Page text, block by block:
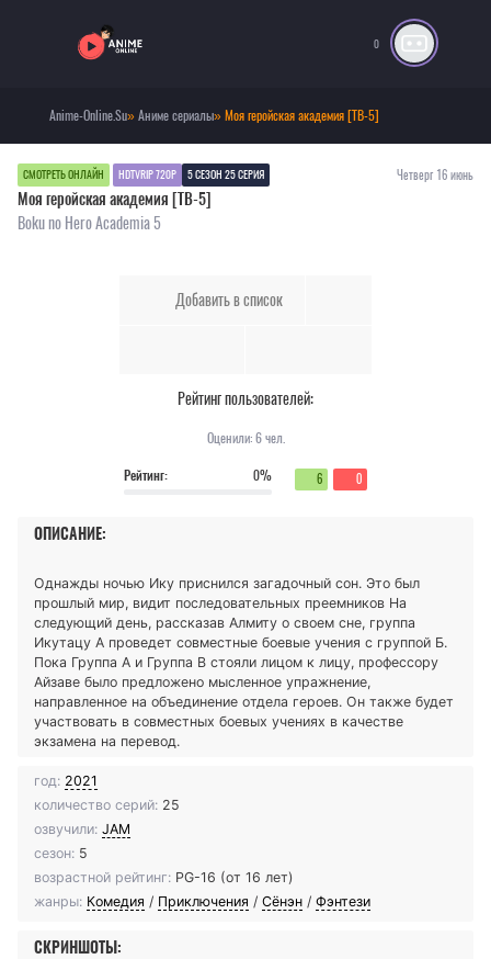
0
Anime-Online.Su»Аниме сериалы» Моя геройская академия [ТВ-5]
СМОТРЕТЬ ОНЛАЙН HDTVRIP 720P 5 СЕЗОН 25 СЕРИЯ Четверг 16 июнь
Моя геройская академия [ТВ-5]
Boku no Hero Academia 5
Добавить в список
Рейтинг пользователей:
Оценили:6чел.
Рейтинг:
0% 6 0
ОПИСАНИЕ:
Однажды ночью Ику приснился загадочный сон. Это был
прошлый мир, видит последовательных преемников На
следующий день, рассказав Алмиту о своем сне, группа
Икутацу А проведет совместные боевые учения с группой Б.
Пока Группа A и Группа B стояли лицом к лицу, профессору
Айзаве было предложено мысленное упражнение,
направленное на объединение отдела героев. Он также будет
участвовать в совместных боевых учениях в качестве
экзамена на перевод.
год: 2021
количество серий: 25
озвучили: JAM
сезон: 5
возрастной рейтинг: PG-16 (от 16 лет)
жанры: Комедия / Приключения / Сёнэн / Фэнтези
СКРИНШОТЫ: